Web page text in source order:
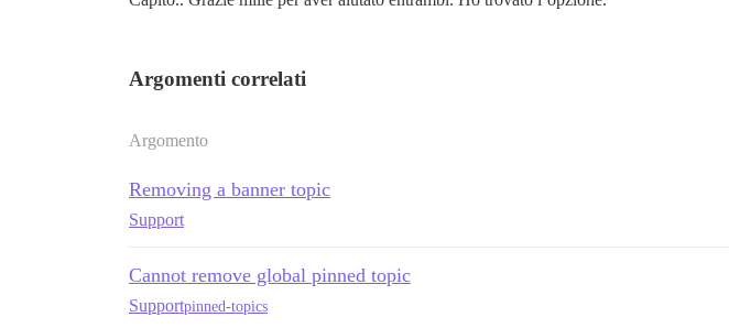
Argomenti correlati
Argomento
Removing a banner topic
Support
Cannot remove global pinned topic
Supportpinned-topics